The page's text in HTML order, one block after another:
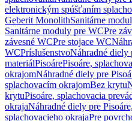
elektronickým spúšťaním
Geberit MonolithSanitárne
Sanitárne moduly pre WCPre
závesné WCPre stojace WC
WCPríslušenstvoNáhradné diely
materiálPisoárePisoáre,
okrajomNáhradné diely pre
splachovacím okrajomBez krytu
krytuPisoáre, splachovacia
okrajaNáhradné diely pre
splachovacieho okrajaPre